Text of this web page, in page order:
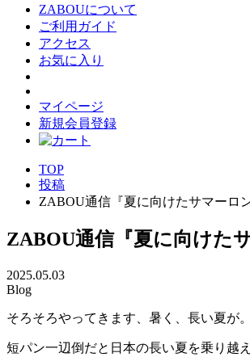
ZABOUについて
ご利用ガイド
アクセス
お気に入り
マイページ
新規会員登録
TOP
投稿
ZABOU通信『夏に向けたサマーロ
ZABOU通信『夏に向けた
2025.05.03
Blog
そろそろやってきます、暑く、長い夏が。
短パン一辺倒だと日本の長い夏を乗り越